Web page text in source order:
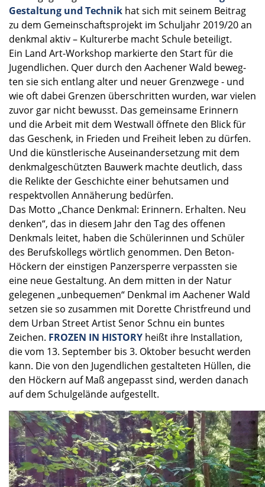
Gestal­tung und Technik hat sich mit seinem Beitrag
zu dem Gemein­schafts­pro­jekt im Schul­jahr 2019/20 an
denkmal aktiv – Kultur­erbe macht Schule betei­ligt.
Ein Land Art-Workshop markierte den Start für die
Jugend­li­chen. Quer durch den Aache­ner Wald beweg­
ten sie sich entlang alter und neuer Grenz­wege - und
wie oft dabei Grenzen überschrit­ten wurden, war vielen
zuvor gar nicht bewusst. Das gemein­same Erinnern
und die Arbeit mit dem Westwall öffnete den Blick für
das Geschenk, in Frieden und Freiheit leben zu dürfen.
Und die künst­le­ri­sche Ausein­an­der­set­zung mit dem
denkmal­ge­schütz­ten Bauwerk machte deutlich, dass
die Relikte der Geschichte einer behut­sa­men und
respekt­vol­len Annähe­rung bedür­fen.
Das Motto „Chance Denkmal: Erinnern. Erhal­ten. Neu
denken“, das in diesem Jahr den Tag des offenen
Denkmals leitet, haben die Schüle­rin­nen und Schüler
des Berufs­kol­legs wörtlich genom­men. Den Beton-
Höckern der einsti­gen Panzer­sperre verpass­ten sie
eine neue Gestal­tung. An dem mitten in der Natur
gelege­nen „unbeque­men“ Denkmal im Aache­ner Wald
setzen sie so zusam­men mit Dorette Christ­freund und
dem Urban Street Artist Senor Schnu ein buntes
Zeichen. FROZEN IN HISTORY heißt ihre Instal­la­tion,
die vom 13. Septem­ber bis 3. Oktober besucht werden
kann. Die von den Jugend­li­chen gestal­te­ten Hüllen, die
den Höckern auf Maß angepasst sind, werden danach
auf dem Schul­ge­lände aufge­stellt.